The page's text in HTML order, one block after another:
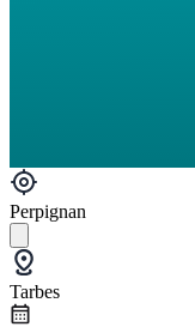
Perpignan
Tarbes